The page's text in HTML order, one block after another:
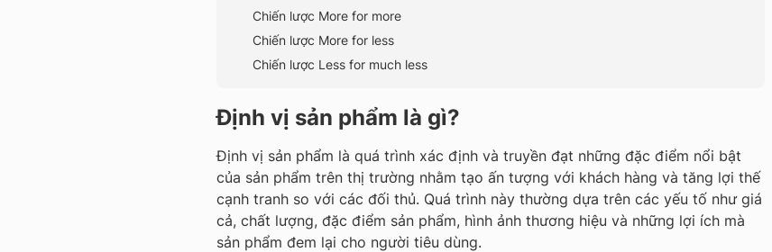
Chiến lược More for more
Chiến lược More for less
Chiến lược Less for much less
Định vị sản phẩm là gì?
Định vị sản phẩm là quá trình xác định và truyền đạt những đặc điểm nổi bật
của sản phẩm trên thị trường nhằm tạo ấn tượng với khách hàng và tăng lợi thế
cạnh tranh so với các đối thủ. Quá trình này thường dựa trên các yếu tố như giá
cả, chất lượng, đặc điểm sản phẩm, hình ảnh thương hiệu và những lợi ích mà
sản phẩm đem lại cho người tiêu dùng.